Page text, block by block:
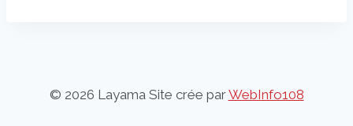
© 2026 Layama Site crée parWebInfo108